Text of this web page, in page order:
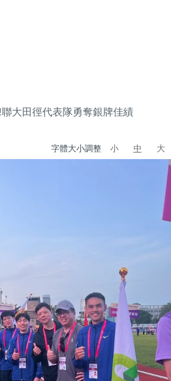
大田徑代表隊勇奪銀牌佳績
字體大小調整 小 中 大